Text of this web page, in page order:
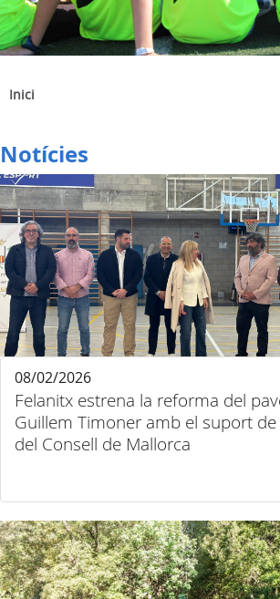
Inici
Notícies
Felanitx estrena la reforma del
Guillem Timoner amb el suport
del Consell de Mallorca
08/02/2026